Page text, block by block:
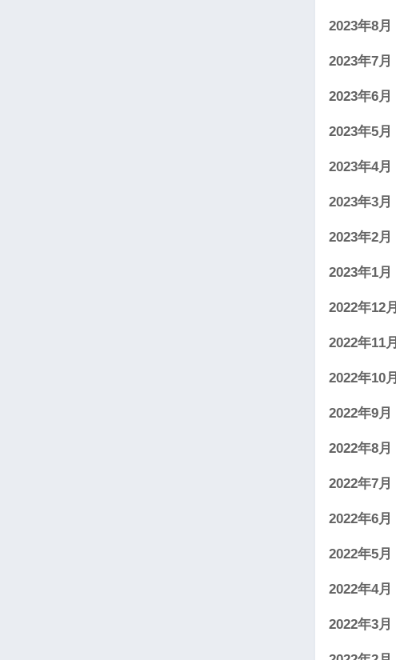
2023年8月
2023年7月
2023年6月
2023年5月
2023年4月
2023年3月
2023年2月
2023年1月
2022年12月
2022年11月
2022年10月
2022年9月
2022年8月
2022年7月
2022年6月
2022年5月
2022年4月
2022年3月